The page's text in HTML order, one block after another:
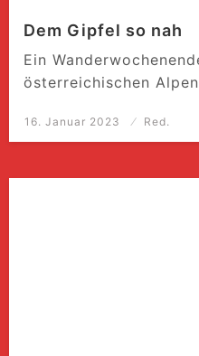
Dem Gipfel so nah
Ein
österreichischen
Posted
16. Januar 2023 Red.